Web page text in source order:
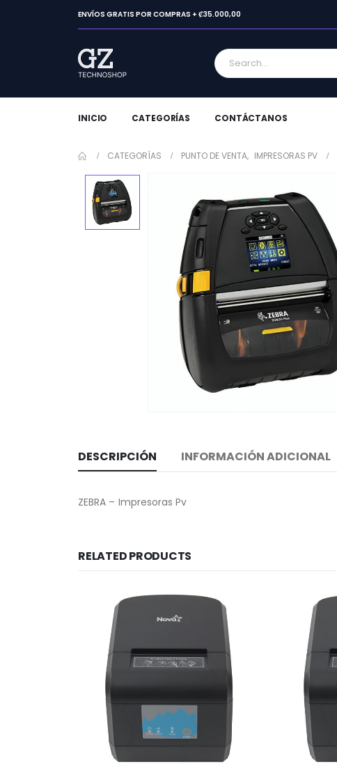
ENVÍOS GRATIS POR COMPRAS + ₡35.000,00
INICIO CATEGORÍAS CONTÁCTANOS
CATEGORÍAS PUNTO DE VENTA, IMPRESORAS PV
DESCRIPCIÓN INFORMACIÓN ADICIONAL
ZEBRA – Impresoras Pv
RELATED PRODUCTS